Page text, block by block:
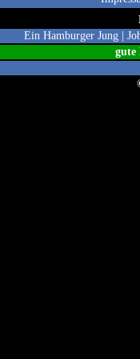
Ein Hamburger Jung
gute